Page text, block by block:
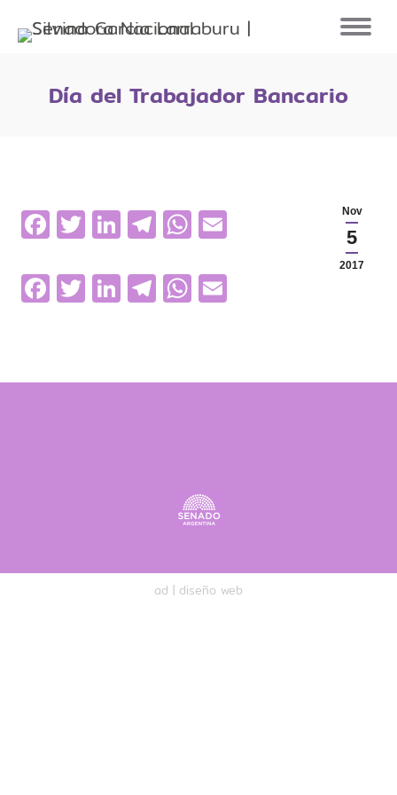
Día del Trabajador Bancario
Nov
5
2017
Facebook
Twitter
LinkedIn
Telegram
WhatsApp
Facebook
Twitter
LinkedIn
Telegram
WhatsApp
ad | diseño web